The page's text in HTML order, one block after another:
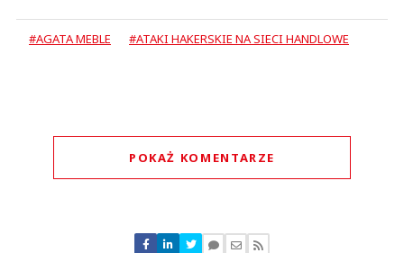
#AGATA MEBLE #ATAKI HAKERSKIE NA SIECI HANDLOWE
POKAŻ KOMENTARZE
Nie znaleziono komentarzy